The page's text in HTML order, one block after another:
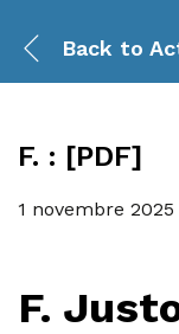
Back to
F. : [PDF]
1 novembre 2025
F.